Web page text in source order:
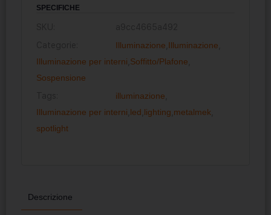
SPECIFICHE
Illuminazione Illuminazione
Illuminazione per interni Soffitto/Plafone
Sospensione
illuminazione
Illuminazione per interni led lighting metalmek
spotlight
Descrizione